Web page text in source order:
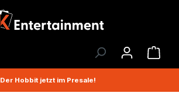
Der Hobbit jetzt im Presale!